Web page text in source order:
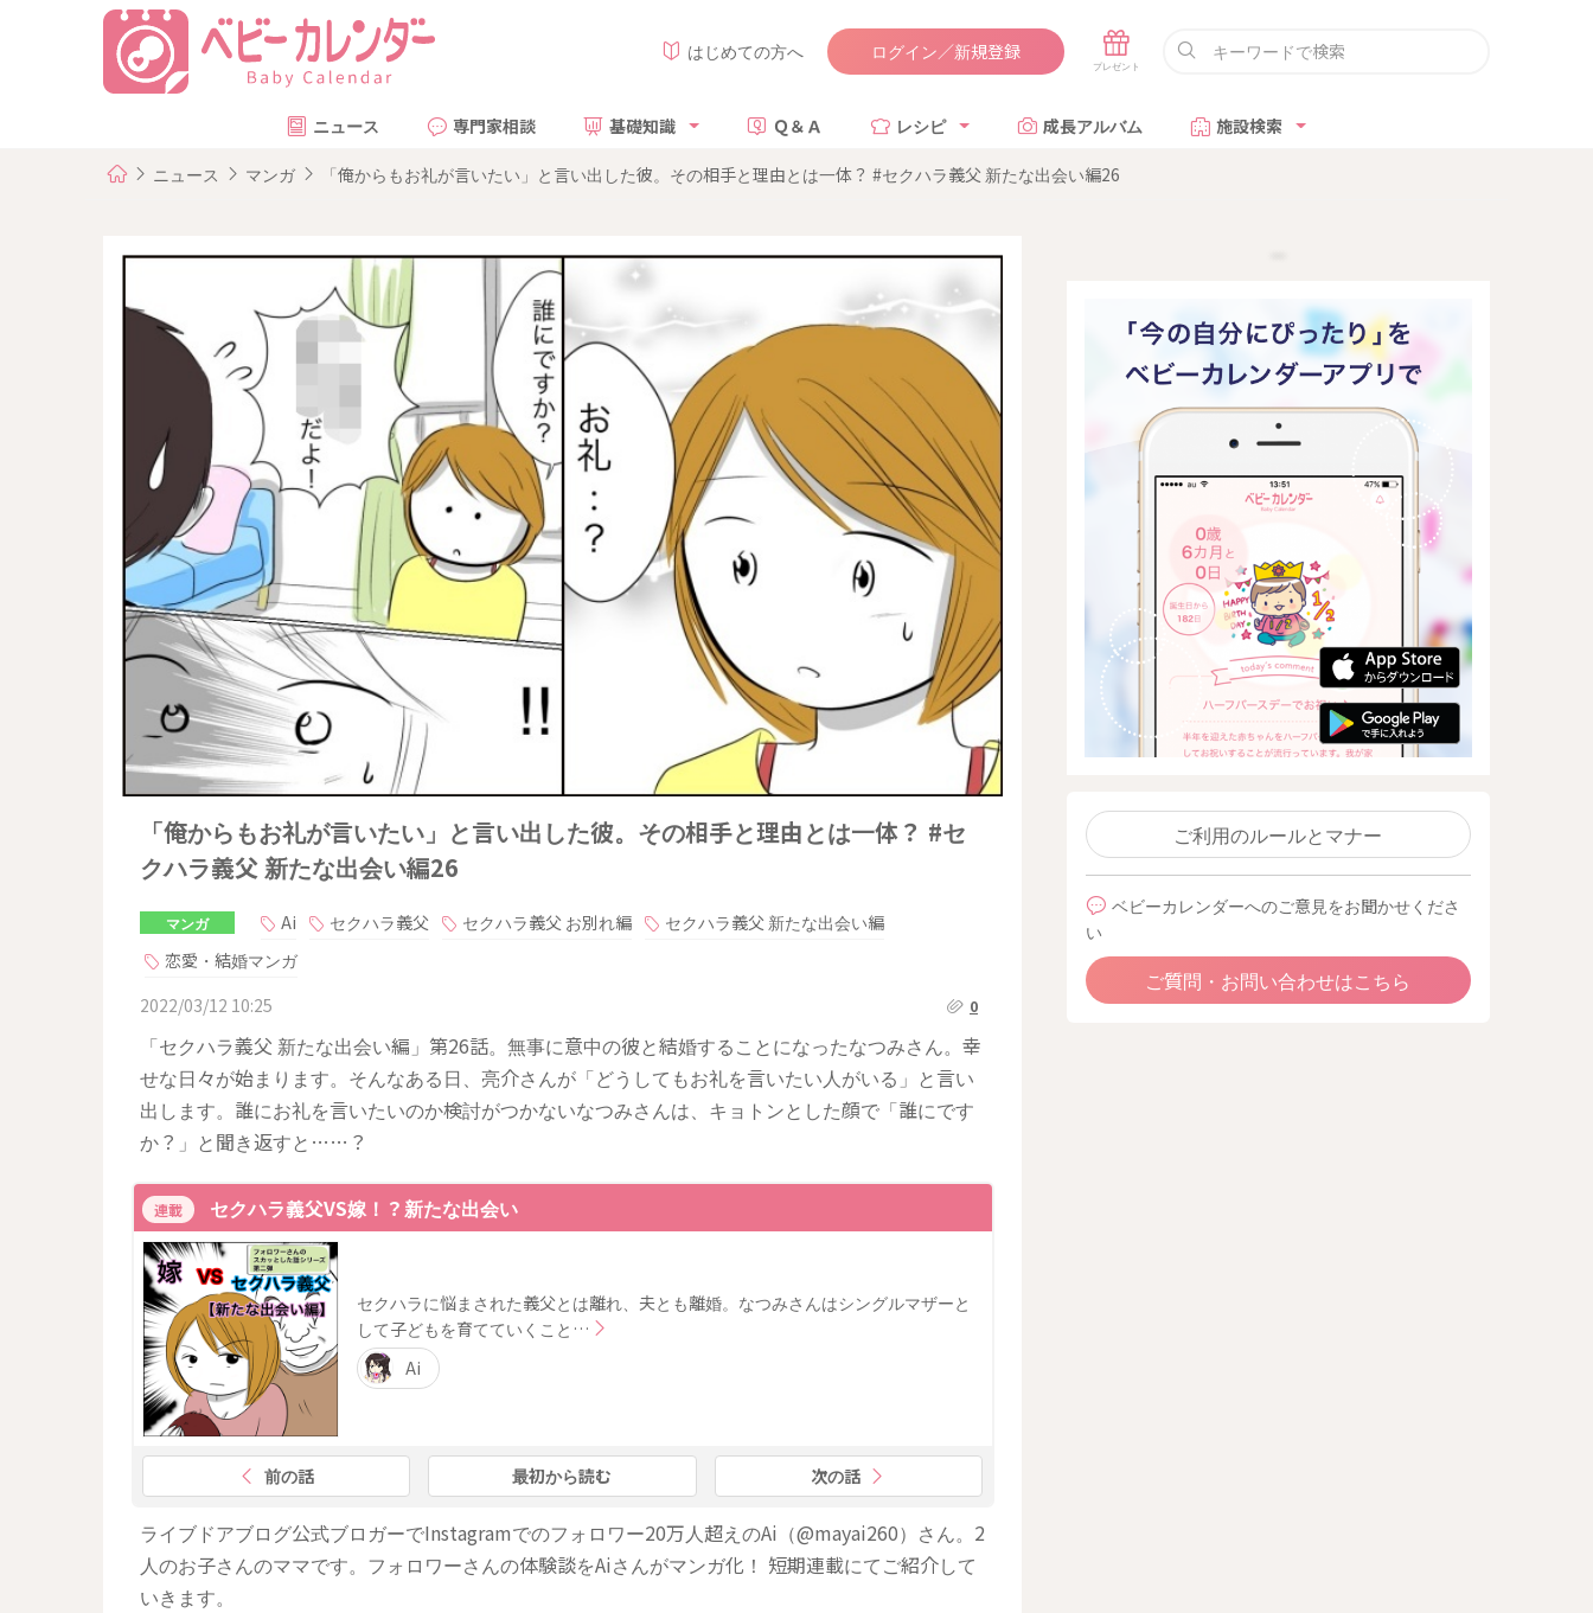
はじめての方へ ログイン／新規登録
ニュース 専門家相談 基礎知識 Ｑ＆Ａ レシピ 成長アルバム 施設検索
ニュース マンガ 「俺からもお礼が言いたい」と言い出した彼。その相手と理由とは一体？ #セクハラ義父 新たな出会い編26
「俺からもお礼が言いたい」と言い出した彼。その相手と理由とは一体？ #セ
クハラ義父 新たな出会い編26
マンガ Ai セクハラ義父 セクハラ義父 お別れ編
セクハラ義父 新たな出会い編
恋愛・結婚マンガ
2022/03/12 10:25
0
「セクハラ義父 新たな出会い編」第26話。無事に意中の彼と結婚することになったなつみさん。幸
せな日々が始まります。そんなある日、亮介さんが「どうしてもお礼を言いたい人がいる」と言い
出します。誰にお礼を言いたいのか検討がつかないなつみさんは、キョトンとした顔で「誰にです
か？」と聞き返すと……？
連載 セクハラ義父VS嫁！？新たな出会い
セクハラに悩まされた義父とは離れ、夫とも離婚。なつみさんはシングルマザーと
して子どもを育てていくこと…
Ai
前の話 最初から読む 次の話
ライブドアブログ公式ブロガーでInstagramでのフォロワー20万人超えのAi（@mayai260）さん。2
人のお子さんのママです。フォロワーさんの体験談をAiさんがマンガ化！ 短期連載にてご紹介して
いきます。
ご利用のルールとマナー
ベビーカレンダーへのご意見をお聞かせくださ
い
ご質問・お問い合わせはこちら